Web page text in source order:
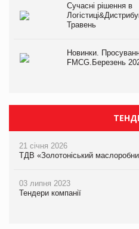
Сучасні рішення в
Травень
Новинки.
FMCG.Березень
21 січня 2026
ТДВ «Золотоніський
03 липня 2023
Тендери компанії